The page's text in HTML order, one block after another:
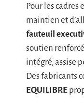
Pour les cadres
maintien et
fauteuil
soutien
intégré, assise
Des fabricants
EQUILIBRE